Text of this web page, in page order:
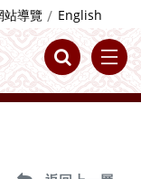
站導覽 English